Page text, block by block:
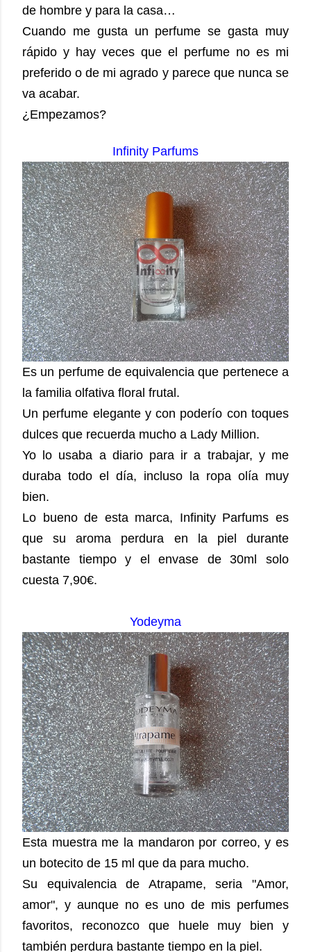
de hombre y para la casa…
Cuando me gusta un perfume se gasta muy
rápido y hay veces que el perfume no es mi
preferido o de mi agrado y parece que nunca se
va acabar.
¿Empezamos?
Infinity Parfums
Es un perfume de equivalencia que pertenece a
la familia olfativa floral frutal.
Un perfume elegante y con poderío con toques
dulces que recuerda mucho a Lady Million.
Yo lo usaba a diario para ir a trabajar, y me
duraba todo el día, incluso la ropa olía muy
bien.
Lo bueno de esta marca, Infinity Parfums es
que su aroma perdura en la piel durante
bastante tiempo y el envase de 30ml solo
cuesta 7,90€.
Yodeyma
Esta muestra me la mandaron por correo, y es
un botecito de 15 ml que da para mucho.
Su equivalencia de Atrapame, seria "Amor,
amor", y aunque no es uno de mis perfumes
favoritos, reconozco que huele muy bien y
también perdura bastante tiempo en la piel.